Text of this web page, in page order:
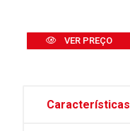
VER PREÇO
Características